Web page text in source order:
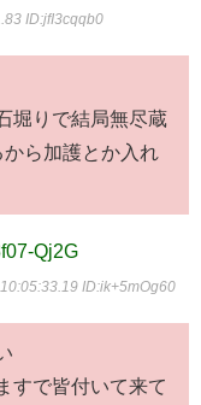
ID:jfI3cqqb0
堀りで結局無尽蔵
ら加護とか入れ
Qj2G
ID:ik+5mOg60
すで皆付いて来て